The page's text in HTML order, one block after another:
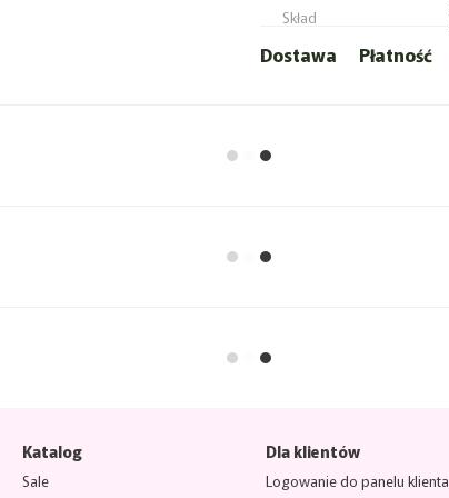
Skład
Dostawa Płatność
Katalog
Sale
Dla klientów
Logowanie do panelu klienta